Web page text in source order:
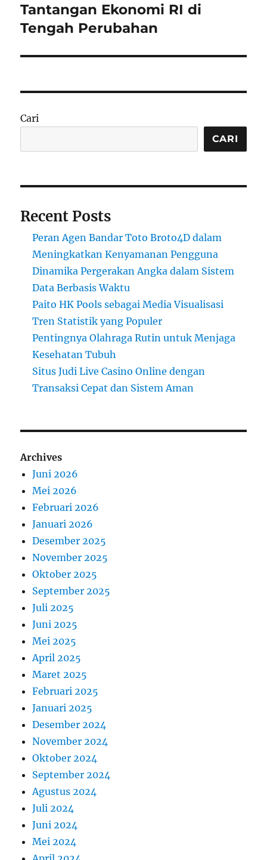
Tantangan Ekonomi RI di
Tengah Perubahan
Cari
CARI
Recent Posts
Peran Agen Bandar Toto Broto4D dalam
Meningkatkan Kenyamanan Pengguna
Dinamika Pergerakan Angka dalam Sistem
Data Berbasis Waktu
Paito HK Pools sebagai Media Visualisasi
Tren Statistik yang Populer
Pentingnya Olahraga Rutin untuk Menjaga
Kesehatan Tubuh
Situs Judi Live Casino Online dengan
Transaksi Cepat dan Sistem Aman
Archives
Juni 2026
Mei 2026
Februari 2026
Januari 2026
Desember 2025
November 2025
Oktober 2025
September 2025
Juli 2025
Juni 2025
Mei 2025
April 2025
Maret 2025
Februari 2025
Januari 2025
Desember 2024
November 2024
Oktober 2024
September 2024
Agustus 2024
Juli 2024
Juni 2024
Mei 2024